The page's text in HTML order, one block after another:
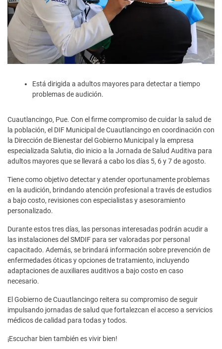
Está dirigida a adultos mayores para detectar a tiempo
problemas de audición.
Cuautlancingo, Pue. Con el firme compromiso de cuidar la salud de
la población, el DIF Municipal de Cuautlancingo en coordinación con
la Dirección de Bienestar del Gobierno Municipal y la empresa
especializada Salutia, dio inicio a la Jornada de Salud Auditiva para
adultos mayores que se llevará a cabo los días 5, 6 y 7 de agosto.
Tiene como objetivo detectar y atender oportunamente problemas
en la audición, brindando atención profesional a través de estudios
a bajo costo, revisiones con especialistas y asesoramiento
personalizado.
Durante estos tres días, las personas interesadas podrán acudir a
las instalaciones del SMDIF para ser valoradas por personal
capacitado. Además, se brindará información sobre prevención de
enfermedades óticas y opciones de tratamiento, incluyendo
adaptaciones de auxiliares auditivos a bajo costo en caso
necesario.
El Gobierno de Cuautlancingo reitera su compromiso de seguir
impulsando jornadas de salud que fortalezcan el acceso a servicios
médicos de calidad para todas y todos.
¡Escuchar bien también es vivir bien!